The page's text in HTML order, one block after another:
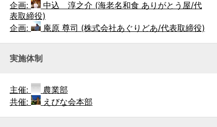
企画:
中込 淳之介 (海老名和食 ありがとう屋/代
表取締役)
企画:
庵原 尊司 (株式会社あぐりどあ/代表取締役)
実施体制
主催:
農業部
共催:
えびな会本部